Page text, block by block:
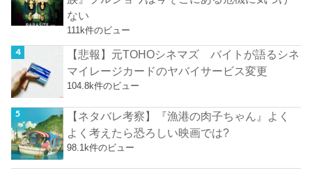
ない
111k件のビュー
【悲報】元TOHOシネマズ バイトが語るシネ
マイレージカードのヤバイサービス変更
104.8k件のビュー
【ネタバレ考察】『漁港の肉子ちゃん』よく
よく考えたら恐ろしい映画では?
98.1k件のビュー